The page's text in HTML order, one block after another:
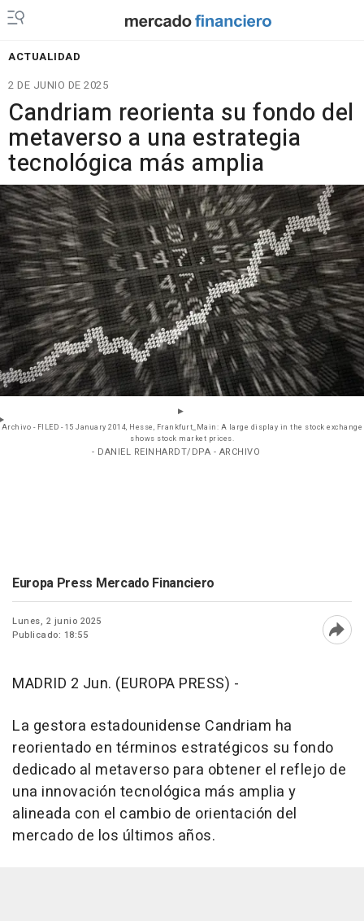
ACTUALIDAD
2 DE JUNIO DE 2025
Candriam reorienta su fondo del
metaverso a una estrategia
tecnológica más amplia
Archivo - FILED - 15 January 2014, Hesse, Frankfurt_Main: A large display in the stock exchange
shows stock market prices.
- DANIEL REINHARDT/DPA - ARCHIVO
Europa Press Mercado Financiero
Lunes, 2 junio 2025
Publicado: 18:55
MADRID 2 Jun. (EUROPA PRESS) -
La gestora estadounidense Candriam ha
reorientado en términos estratégicos su fondo
dedicado al metaverso para obtener el reflejo de
una innovación tecnológica más amplia y
alineada con el cambio de orientación del
mercado de los últimos años.